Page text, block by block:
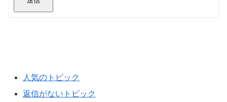
人気のトピック
返信がないトピック